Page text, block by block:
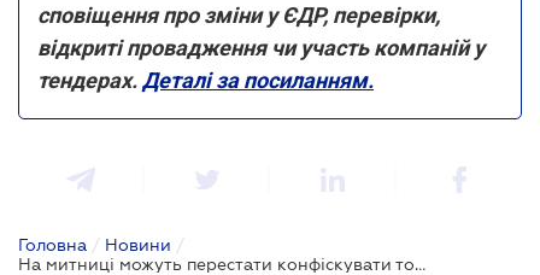
сповіщення про зміни у ЄДР, перевірки,
відкриті провадження чи участь компаній у
тендерах.Деталі за посиланням.
Головна / Новини /
На митниці можуть перестати конфіскувати товари при певних порушеннях: законопроєкт